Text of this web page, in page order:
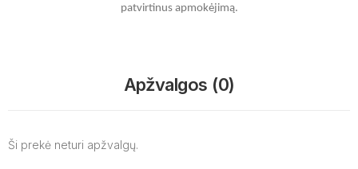
patvirtinus apmokėjimą.
Apžvalgos (0)
Ši prekė neturi apžvalgų.